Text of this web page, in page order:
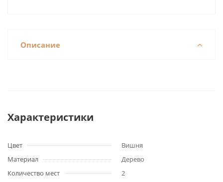
Описание
Характеристики
Цвет
Вишня
Материал
Дерево
Количество мест
2